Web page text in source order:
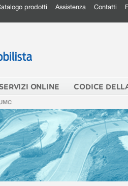
prodotti Assistenza Contatti
ONLINE CODICE